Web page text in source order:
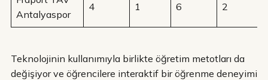
Antalyaspor
4 1 6 2
Teknolojinin kullanımıyla birlikte öğretim metotları da
değişiyor ve öğrencilere interaktif bir öğrenme deneyimi